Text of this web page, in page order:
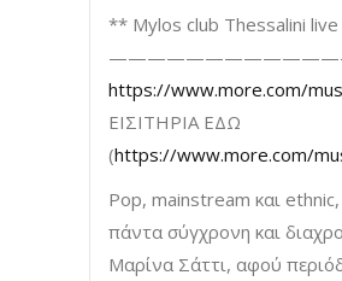
** Mylos club Thessalini live
https://www.more.com/
ΕΙΣΙΤΗΡΙΑ ΕΔΩ
(https://www.more.com/
Pop, mainstream και
πάντα σύγχρονη και
Μαρίνα Σάττι, αφού